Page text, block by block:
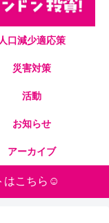
人口減少適応策
災害対策
活動
お知らせ
アーカイブ
はこちら☺